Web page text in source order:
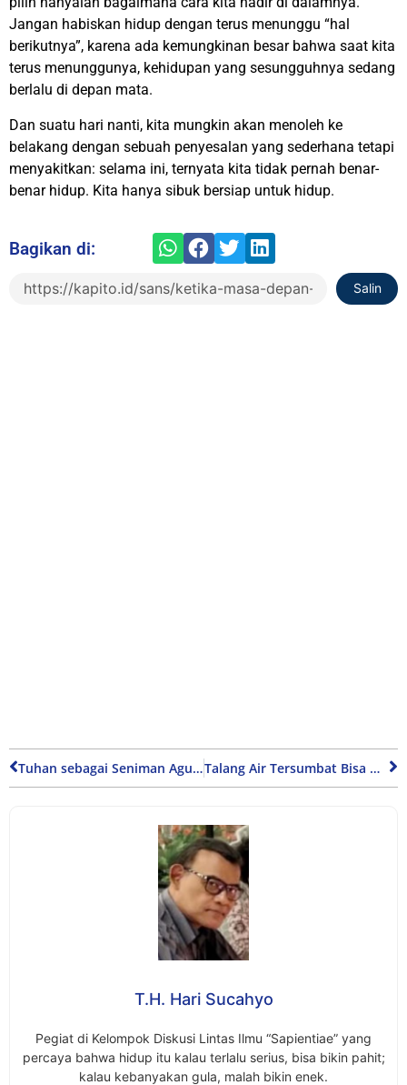
Jangan habiskan hidup dengan terus menunggu “hal
berikutnya”, karena ada kemungkinan besar bahwa saat kita
terus menunggunya, kehidupan yang sesungguhnya sedang
berlalu di depan mata.
Dan suatu hari nanti, kita mungkin akan menoleh ke
belakang dengan sebuah penyesalan yang sederhana tetapi
menyakitkan: selama ini, ternyata kita tidak pernah benar-
benar hidup. Kita hanya sibuk bersiap untuk hidup.
Bagikan di:
Salin
Tuhan sebagai Seniman Agung: Sebuah Prosa Estetika Kosmik Talang Air Tersumbat Bisa Membuat Rumah Lebih Rawan Rayap
T.H. Hari Sucahyo
Pegiat di Kelompok Diskusi Lintas Ilmu “Sapientiae” yang
percaya bahwa hidup itu kalau terlalu serius, bisa bikin pahit;
kalau kebanyakan gula, malah bikin enek.